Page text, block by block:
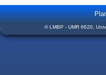
© LMBP - UMR 6620,